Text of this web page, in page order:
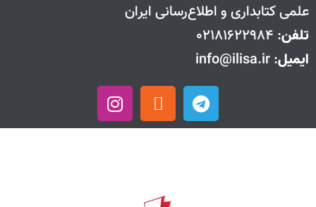
علمی کتابداری و اطلاع‌رسانی ایران
تلفن: 02181622984
ایمیل: info@ilisa.ir